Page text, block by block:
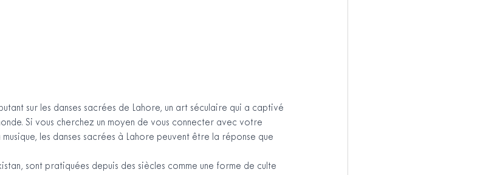
sur les danses sacrées de Lahore, un art séculaire qui a captivé
Si vous cherchez un moyen de vous connecter avec votre
les danses sacrées à Lahore peuvent être la réponse que
sont pratiquées depuis des siècles comme une forme de culte